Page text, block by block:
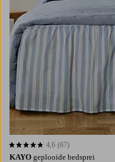
KAYO geplooide bedsprei
4,6 op basis van 67 beoordelingen
4,6 (67)